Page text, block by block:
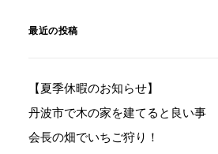
最近の投稿
【夏季休暇のお知らせ】
丹波市で木の家を建てると良い事
会長の畑でいちご狩り！